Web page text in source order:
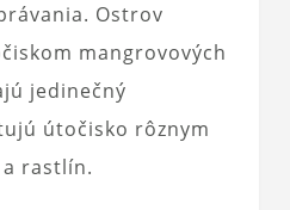
Ostrov
mangrovových
jedinečný
útočisko rôznym
rastlín.